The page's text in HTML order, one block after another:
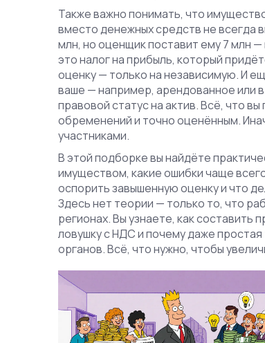
Также важно понимать, что
вместо денежных средствне всегда
млн, но оценщик поставит ему 7 млн
это налог на прибыль, который
оценку — только на независимую. И
ваше — например, арендованное или
правовой статус на актив. Всё, что
обременений и точно оценённым.
участниками.
В этой подборке вы найдёте
имуществом, какие ошибки чаще
оспорить завышенную оценку и что
Здесь нет теории — только то, что
регионах. Вы узнаете, как составить
ловушку с НДС и почему даже
органов. Всё, что нужно, чтобы